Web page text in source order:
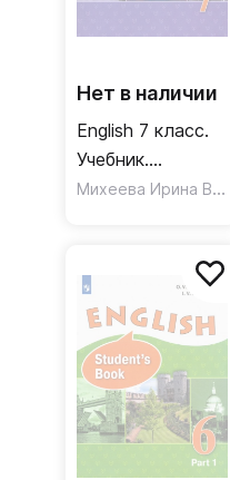
Нет в наличии
English 7 класс.
Учебник.
Углубленный
Михеева Ирина Владимировна